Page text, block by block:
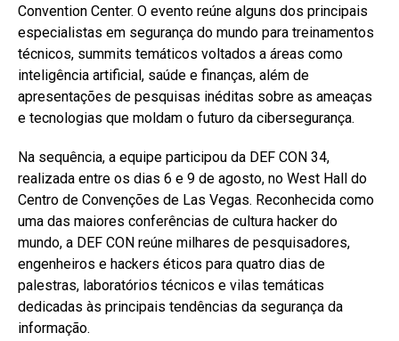
Convention Center. O evento reúne alguns dos principais
especialistas em segurança do mundo para treinamentos
técnicos, summits temáticos voltados a áreas como
inteligência artificial, saúde e finanças, além de
apresentações de pesquisas inéditas sobre as ameaças
e tecnologias que moldam o futuro da cibersegurança.
Na sequência, a equipe participou da DEF CON 34,
realizada entre os dias 6 e 9 de agosto, no West Hall do
Centro de Convenções de Las Vegas. Reconhecida como
uma das maiores conferências de cultura hacker do
mundo, a DEF CON reúne milhares de pesquisadores,
engenheiros e hackers éticos para quatro dias de
palestras, laboratórios técnicos e vilas temáticas
dedicadas às principais tendências da segurança da
informação.